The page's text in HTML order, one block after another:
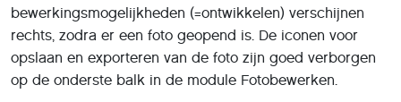
bewerkingsmogelijkheden (=ontwikkelen) verschijnen
rechts, zodra er een foto geopend is. De iconen voor
opslaan en exporteren van de foto zijn goed verborgen
op de onderste balk in de module Fotobewerken.